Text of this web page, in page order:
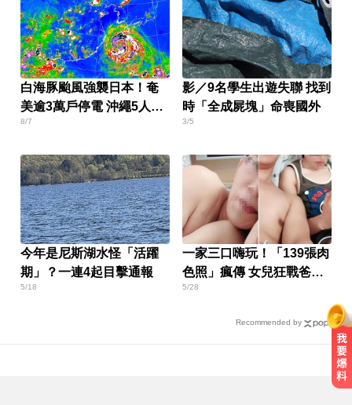
白海豚颱風強襲日本！奄
美逾3萬戶停電 沖繩5人受
傷
8/7
影／9名學生出遊失聯 找到
時「全成屍塊」命喪國外
3/5
今年是尼斯湖水怪「活躍
期」？一連4起目擊通報
5/18
一家三口嗨玩！「139張肉
色照」瘋傳 女兒狂戰爸爸
懷孕
5/28
Recommended by